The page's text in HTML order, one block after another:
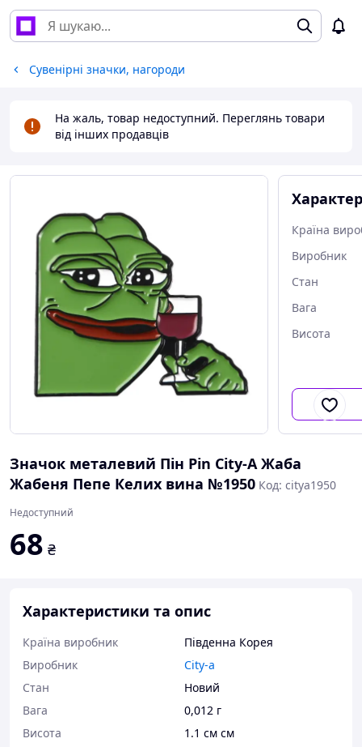
Сувенірні значки, нагороди
На жаль, товар недоступний. Переглянь товари
від інших продавців
Країна
Виробник
Стан
Вага
Висота
Значок металевий Пін Pin City-A Жаба
Жабеня Пепе Келих вина №1950 Код: citya1950
Недоступний
68 ₴
Характеристики та опис
Країна виробник
Південна Корея
Виробник
City-a
Стан
Новий
Вага
0,012 г
Висота
1.1 см см